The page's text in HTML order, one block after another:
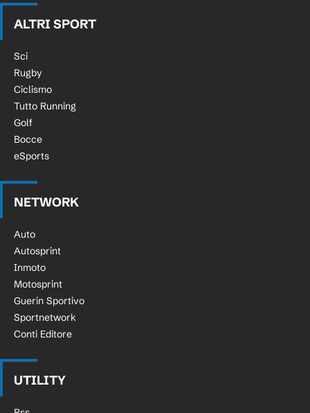
ALTRI SPORT
Sci
Rugby
Ciclismo
Tutto Running
Golf
Bocce
eSports
NETWORK
Auto
Autosprint
Inmoto
Motosprint
Guerin Sportivo
Sportnetwork
Conti Editore
UTILITY